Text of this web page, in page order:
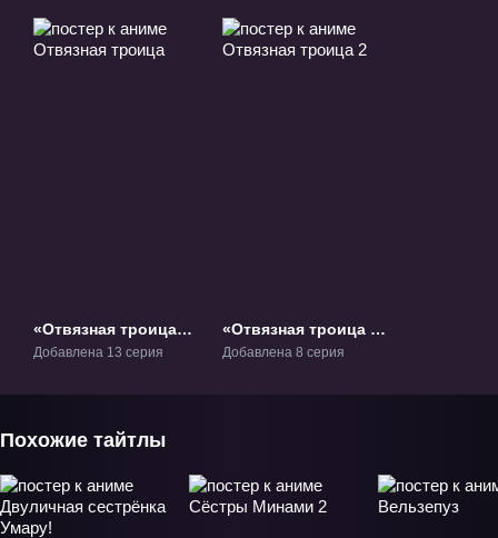
«Отвязная троица»
ТВ-1
Добавлена 13 серия
«Отвязная троица 2»
ТВ-2
Добавлена 8 серия
Похожие тайтлы